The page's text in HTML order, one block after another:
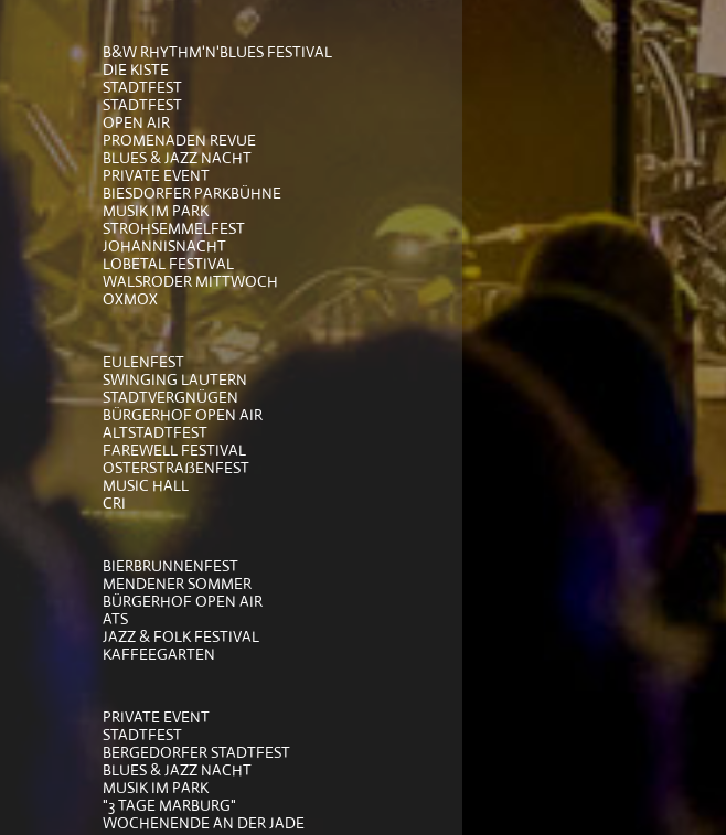
B&W RHYTHM'N'BLUES FESTIVAL
DIE KISTE
STADTFEST
STADTFEST
OPEN AIR
PROMENADEN REVUE
BLUES & JAZZ NACHT
PRIVATE EVENT
BIESDORFER PARKBÜHNE
MUSIK IM PARK
STROHSEMMELFEST
JOHANNISNACHT
LOBETAL FESTIVAL
WALSRODER MITTWOCH
OXMOX
EULENFEST
SWINGING LAUTERN
STADTVERGNÜGEN
BÜRGERHOF OPEN AIR
ALTSTADTFEST
FAREWELL FESTIVAL
OSTERSTRAẞENFEST
MUSIC HALL
CRI
BIERBRUNNENFEST
MENDENER SOMMER
BÜRGERHOF OPEN AIR
ATS
JAZZ & FOLK FESTIVAL
KAFFEEGARTEN
PRIVATE EVENT
STADTFEST
BERGEDORFER STADTFEST
BLUES & JAZZ NACHT
MUSIK IM PARK
"3 TAGE MARBURG"
WOCHENENDE AN DER JADE